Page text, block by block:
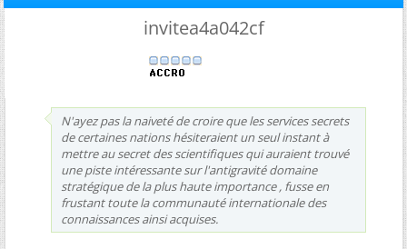
invitea4a042cf
N'ayez pas la naiveté de croire que les services secrets
de certaines nations hésiteraient un seul instant à
mettre au secret des scientifiques qui auraient trouvé
une piste intéressante sur l'antigravité domaine
stratégique de la plus haute importance , fusse en
frustant toute la communauté internationale des
connaissances ainsi acquises.